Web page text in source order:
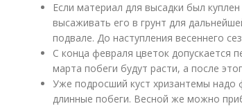
Если материал для высадки был
высаживать его в грунт для
подвале. До наступления весеннего
С конца февраля цветок допускается
марта побеги будут расти, а после
Уже подросший куст хризантемы
длинные побеги. Весной же можно